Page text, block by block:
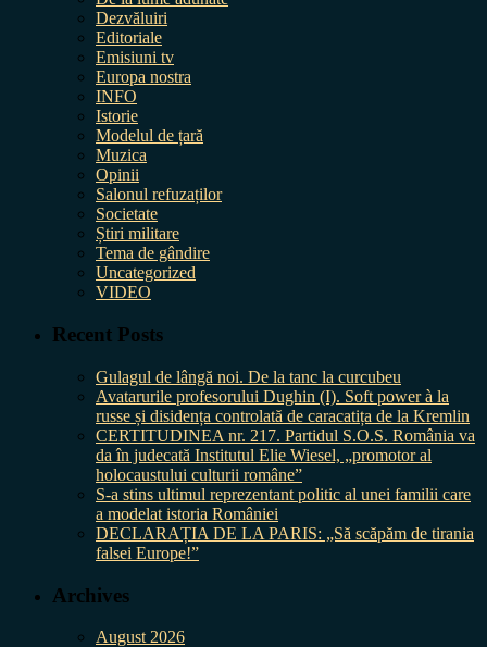
Dezvăluiri
Editoriale
Emisiuni tv
Europa nostra
INFO
Istorie
Modelul de țară
Muzica
Opinii
Salonul refuzaților
Societate
Știri militare
Tema de gândire
Uncategorized
VIDEO
Recent Posts
Gulagul de lângă noi. De la tanc la curcubeu
Avatarurile profesorului Dughin (I). Soft power à la
russe și disidența controlată de caracatița de la Kremlin
CERTITUDINEA nr. 217. Partidul S.O.S. România va
da în judecată Institutul Elie Wiesel, „promotor al
holocaustului culturii române”
S-a stins ultimul reprezentant politic al unei familii care
a modelat istoria României
DECLARAȚIA DE LA PARIS: „Să scăpăm de tirania
falsei Europe!”
Archives
August 2026